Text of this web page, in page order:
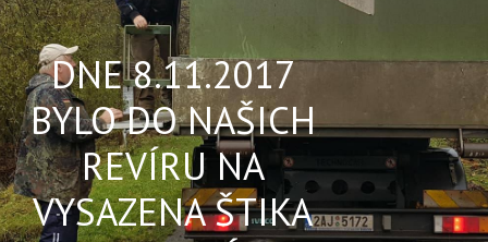
DNE 8.11.2017
BYLO DO NAŠICH
REVÍRU NA
VYSAZENA ŠTIKA